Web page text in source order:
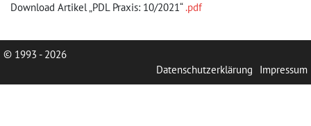
Download Artikel „PDL Praxis: 10/2021“ .pdf
© 1993 - 2026
Datenschutzerklärung
Impressum